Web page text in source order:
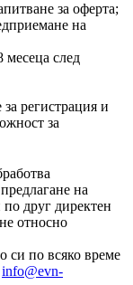
за оферта;
на
месеца след
регистрация и
за
на
друг директен
относно
си по всяко време
info@evn-